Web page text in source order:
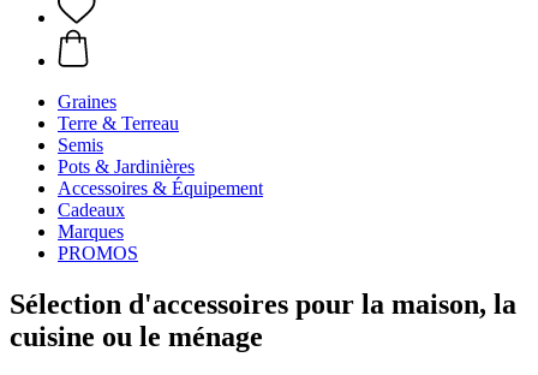
Graines
Terre & Terreau
Semis
Pots & Jardinières
Accessoires & Équipement
Cadeaux
Marques
PROMOS
Sélection d'accessoires pour la maison, la
cuisine ou le ménage